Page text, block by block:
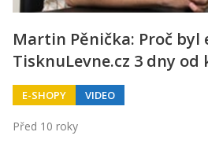
Martin Pěnička: Proč byl
TisknuLevne.cz 3 dny od
E-SHOPY VIDEO
Před 10 roky